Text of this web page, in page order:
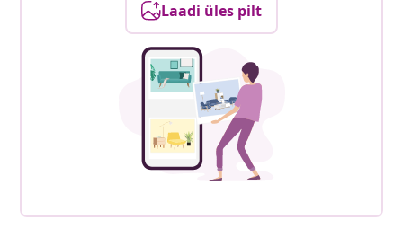
Laadi üles pilt